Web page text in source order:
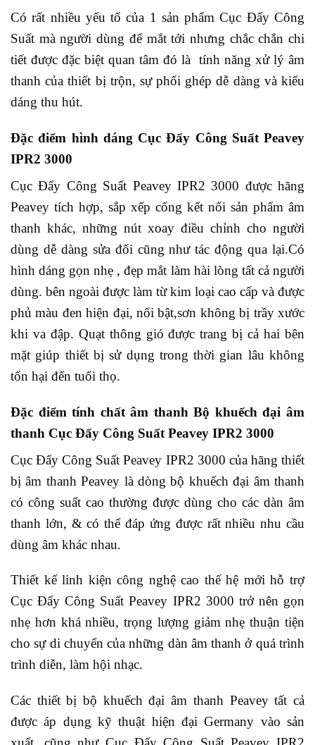
Có rất nhiều yếu tố của 1 sản phẩm Cục Đẩy Công
Suất mà người dùng để mắt tới nhưng chắc chắn chi
tiết được đặc biệt quan tâm đó là tính năng xử lý âm
thanh của thiết bị trộn, sự phối ghép dễ dàng và kiểu
dáng thu hút.
Đặc điểm hình dáng Cục Đẩy Công Suất Peavey
IPR2 3000
Cục Đẩy Công Suất Peavey IPR2 3000 được hãng
Peavey tích hợp, sắp xếp cổng kết nối sản phẩm âm
thanh khác, những nút xoay điều chỉnh cho người
dùng dễ dàng sửa đổi cũng như tác động qua lại.Có
hình dáng gọn nhẹ , đẹp mắt làm hài lòng tất cả người
dùng. bên ngoài được làm từ kim loại cao cấp và được
phủ màu đen hiện đại, nổi bật,sơn không bị trầy xước
khi va đập. Quạt thông gió được trang bị cả hai bên
mặt giúp thiết bị sử dụng trong thời gian lâu không
tổn hại đến tuổi thọ.​
Đặc điểm tính chất âm thanh Bộ khuếch đại âm
thanh Cục Đẩy Công Suất Peavey IPR2 3000
Cục Đẩy Công Suất Peavey IPR2 3000 của hãng thiết
bị âm thanh Peavey là dòng bộ khuếch đại âm thanh
có công suất cao thường được dùng cho các dàn âm
thanh lớn, & có thể đáp ứng được rất nhiều nhu cầu
dùng âm khác nhau.
Thiết kế linh kiện công nghệ cao thế hệ mới hỗ trợ
Cục Đẩy Công Suất Peavey IPR2 3000 trở nên gọn
nhẹ hơn khá nhiều, trọng lượng giảm nhẹ thuận tiện
cho sự di chuyển của những dàn âm thanh ở quá trình
trình diễn, làm hội nhạc.
Các thiết bị bộ khuếch đại âm thanh Peavey tất cả
được áp dụng kỹ thuật hiện đại Germany vào sản